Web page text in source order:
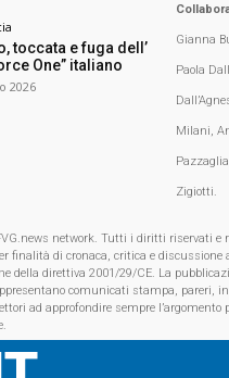
toccata e fuga dell’
One” italiano
2026
Gianna
Paola
Milani,
Zigiotti.
network. Tutti i diritti riservati
finalità di cronaca, critica e
della direttiva 2001/29/CE. La
comunicati stampa, pareri,
ad approfondire sempre